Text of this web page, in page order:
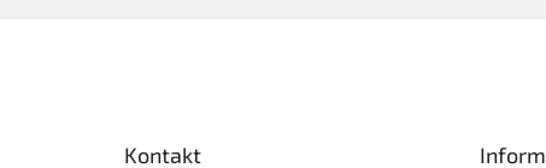
Kontakt